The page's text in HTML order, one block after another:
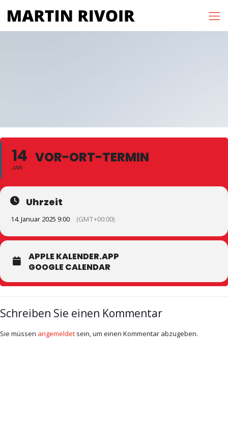
14
JAN
VOR-ORT-TERMIN
Uhrzeit
14. Januar 2025 9:00 (GMT+00:00)
APPLE KALENDER.APP
GOOGLE CALENDAR
Schreiben Sie einen Kommentar
Sie müssen angemeldet sein, um einen Kommentar abzugeben.